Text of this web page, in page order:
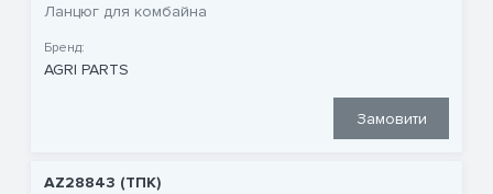
Ланцюг для комбайна
Бренд:
AGRI PARTS
Замовити
AZ28843 (ТПК)